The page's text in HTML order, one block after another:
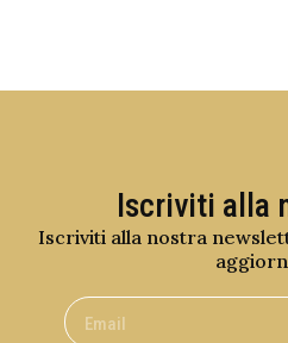
Iscriviti alla
Iscriviti alla nostra